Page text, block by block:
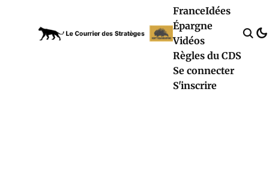
FranceIdées
Épargne
Vidéos
Règles du CDS
Se connecter
S'inscrire